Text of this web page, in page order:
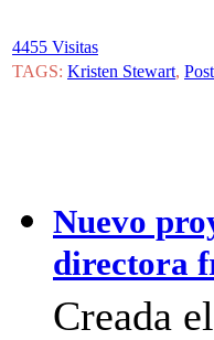
4455 Visitas
TAGS: Kristen Stewart,
Nuevo
directora
Creada